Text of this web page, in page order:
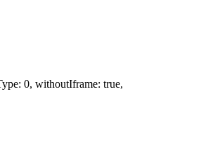
0, withoutIframe: true,